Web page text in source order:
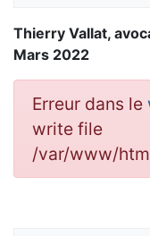
Thierry Vallat,
Mars 2022
Erreur dans le
write file
/var/www/